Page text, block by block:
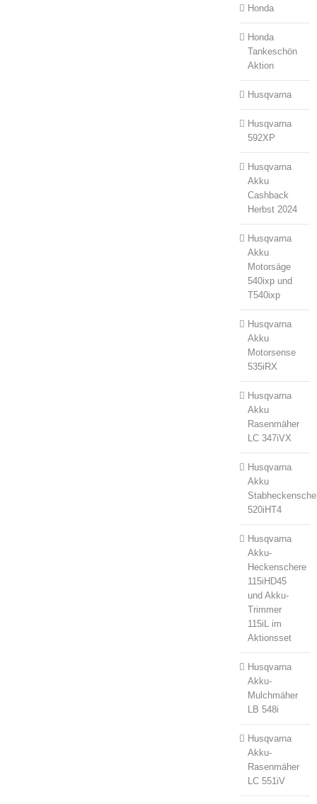
Honda
Honda
Tankeschön
Aktion
Husqvarna
Husqvarna
592XP
Husqvarna
Akku
Cashback
Herbst 2024
Husqvarna
Akku
Motorsäge
540ixp und
T540ixp
Husqvarna
Akku
Motorsense
535iRX
Husqvarna
Akku
Rasenmäher
LC 347iVX
Husqvarna
Akku
520iHT4
Husqvarna
Akku-
Heckenschere
115iHD45
und Akku-
Trimmer
115iL im
Aktionsset
Husqvarna
Akku-
Mulchmäher
LB 548i
Husqvarna
Akku-
Rasenmäher
LC 551iV